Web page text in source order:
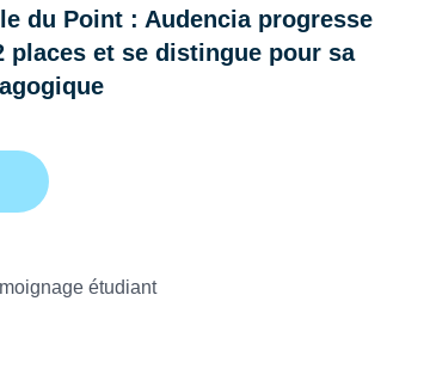
du Point : Audencia progresse
places et se distingue pour sa